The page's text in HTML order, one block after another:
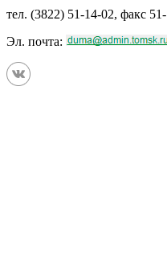
тел. (3822) 51-14-02, факс
Эл. почта: